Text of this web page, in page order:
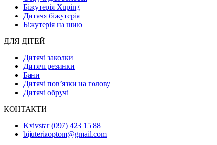
Біжутерія Xuping
Дитячя біжутерія
Біжутерія на шию
ДЛЯ ДІТЕЙ
Дитячі заколки
Дитячі резинки
Бани
Дитячі пов’язки на голову
Дитячі обручі
КОНТАКТИ
Kyivstar (097) 423 15 88
bijuteriaoptom@gmail.com